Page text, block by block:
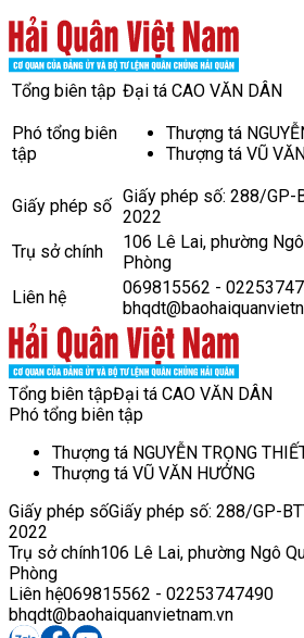
Tổng biên tập Đại tá CAO VĂN DÂN
Phó tổng biên
tập
Thượng tá
Thượng tá VŨ
Giấy phép số Giấy phép số: 288/GP-
2022
Trụ sở chính
106 Lê Lai, phường
Phòng
Liên hệ
069815562 -
Tổng biên tậpĐại tá CAO VĂN DÂN
Phó tổng biên tập
Thượng tá NGUYỄN TRỌNG
Thượng tá VŨ VĂN HƯỞNG
Giấy phép sốGiấy phép số: 288/GP-
2022
Trụ sở chính106 Lê Lai, phường Ngô
Phòng
Liên hệ069815562 - 02253747490
bhqdt@baohaiquanvietnam.vn